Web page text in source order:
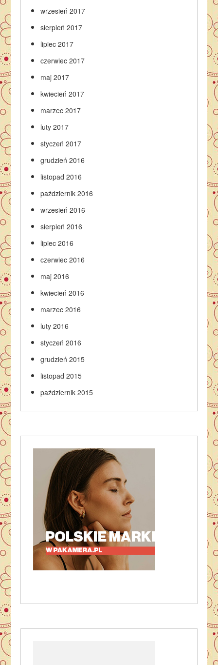
wrzesień 2017
sierpień 2017
lipiec 2017
czerwiec 2017
maj 2017
kwiecień 2017
marzec 2017
luty 2017
styczeń 2017
grudzień 2016
listopad 2016
październik 2016
wrzesień 2016
sierpień 2016
lipiec 2016
czerwiec 2016
maj 2016
kwiecień 2016
marzec 2016
luty 2016
styczeń 2016
grudzień 2015
listopad 2015
październik 2015